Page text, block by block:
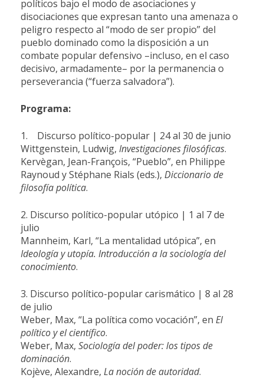
políticos bajo el modo de asociaciones y
disociaciones que expresan tanto una amenaza o
peligro respecto al “modo de ser propio” del
pueblo dominado como la disposición a un
combate popular defensivo –incluso, en el caso
decisivo, armadamente– por la permanencia o
perseverancia (“fuerza salvadora”).
Programa:
1. Discurso político-popular | 24 al 30 de junio
Wittgenstein, Ludwig, Investigaciones filosóficas.
Kervègan, Jean-François, “Pueblo”, en Philippe
Raynoud y Stéphane Rials (eds.), Diccionario de
filosofía política.
2. Discurso político-popular utópico | 1 al 7 de
julio
Mannheim, Karl, “La mentalidad utópica”, en
Ideología y utopía. Introducción a la sociología del
conocimiento.
3. Discurso político-popular carismático | 8 al 28
de julio
Weber, Max, “La política como vocación”, en El
político y el científico.
Weber, Max, Sociología del poder: los tipos de
dominación.
Kojève, Alexandre, La noción de autoridad.